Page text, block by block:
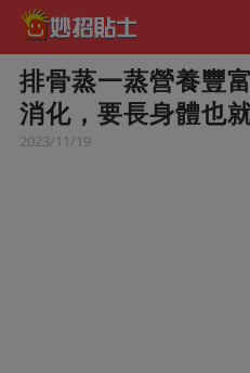
排骨蒸一蒸營養豐
消化，要長身體也
2023/11/19